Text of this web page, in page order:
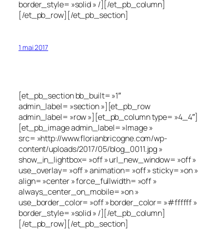
border_style= »solid » /][/et_pb_column]
[/et_pb_row][/et_pb_section]
1 mai 2017
[et_pb_section bb_built= »1″
admin_label= »section »][et_pb_row
admin_label= »row »][et_pb_column type= »4_4″]
[et_pb_image admin_label= »Image »
src= »http://www.florianbricogne.com/wp-
content/uploads/2017/05/blog_0011.jpg »
show_in_lightbox= »off » url_new_window= »off »
use_overlay= »off » animation= »off » sticky= »on »
align= »center » force_fullwidth= »off »
always_center_on_mobile= »on »
use_border_color= »off » border_color= »#ffffff »
border_style= »solid » /][/et_pb_column]
[/et_pb_row][/et_pb_section]